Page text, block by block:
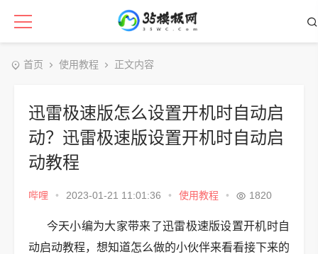
首页 使用教程 正文内容
迅雷极速版怎么设置开机时自动启
动？迅雷极速版设置开机时自动启
动教程
哔哩 • 2023-01-21 11:01:36 • 使用教程 • 1820
今天小编为大家带来了迅雷极速版设置开机时自
动启动教程，想知道怎么做的小伙伴来看看接下来的